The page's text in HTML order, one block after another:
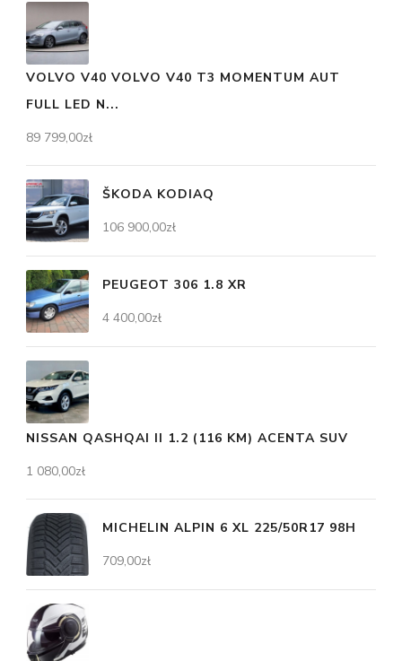
VOLVO V40 VOLVO V40 T3 MOMENTUM AUT
FULL LED N...
89 799,00zł
ŠKODA KODIAQ
106 900,00zł
PEUGEOT 306 1.8 XR
4 400,00zł
NISSAN QASHQAI II 1.2 (116 KM) ACENTA SUV
1 080,00zł
MICHELIN ALPIN 6 XL 225/50R17 98H
709,00zł